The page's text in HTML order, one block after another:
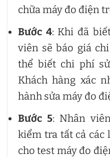
chữa máy đo điện
Bước 4: Khi đã
viên sẽ báo giá
thể biết chi phí
Khách hàng xác
hành sửa máy đo
Bước 5: Nhân
kiểm tra tất cả các
cho test máy đo